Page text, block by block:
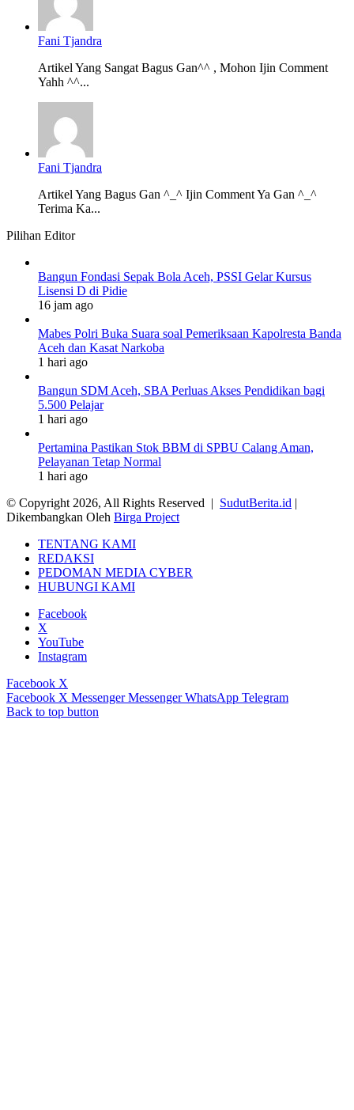
Fani Tjandra
Artikel Yang Sangat Bagus Gan^^ , Mohon Ijin Comment
Yahh ^^...
Fani Tjandra
Artikel Yang Bagus Gan ^_^ Ijin Comment Ya Gan ^_^
Terima Ka...
Pilihan Editor
Bangun Fondasi Sepak Bola Aceh, PSSI Gelar Kursus
Lisensi D di Pidie
16 jam ago
Mabes Polri Buka Suara soal Pemeriksaan Kapolresta Banda
Aceh dan Kasat Narkoba
1 hari ago
Bangun SDM Aceh, SBA Perluas Akses Pendidikan bagi
5.500 Pelajar
1 hari ago
Pertamina Pastikan Stok BBM di SPBU Calang Aman,
Pelayanan Tetap Normal
1 hari ago
© Copyright 2026, All Rights Reserved | SudutBerita.id |
Dikembangkan Oleh Birga Project
TENTANG KAMI
REDAKSI
PEDOMAN MEDIA CYBER
HUBUNGI KAMI
Facebook
X
YouTube
Instagram
Facebook X
Facebook X Messenger Messenger WhatsApp Telegram
Back to top button